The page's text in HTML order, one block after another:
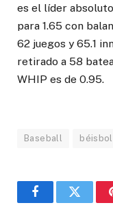
es el líder
para 1.65 con
62 juegos y 65.1
retirado a 58
WHIP es de 0.95.
Baseball béisbol
FacebookTwitter